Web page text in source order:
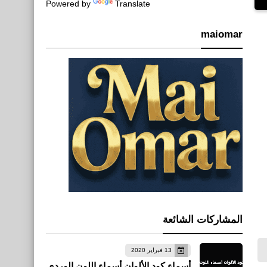
Powered by Translate
maiomar
المشاركات الشائعة
13 فبراير 2020